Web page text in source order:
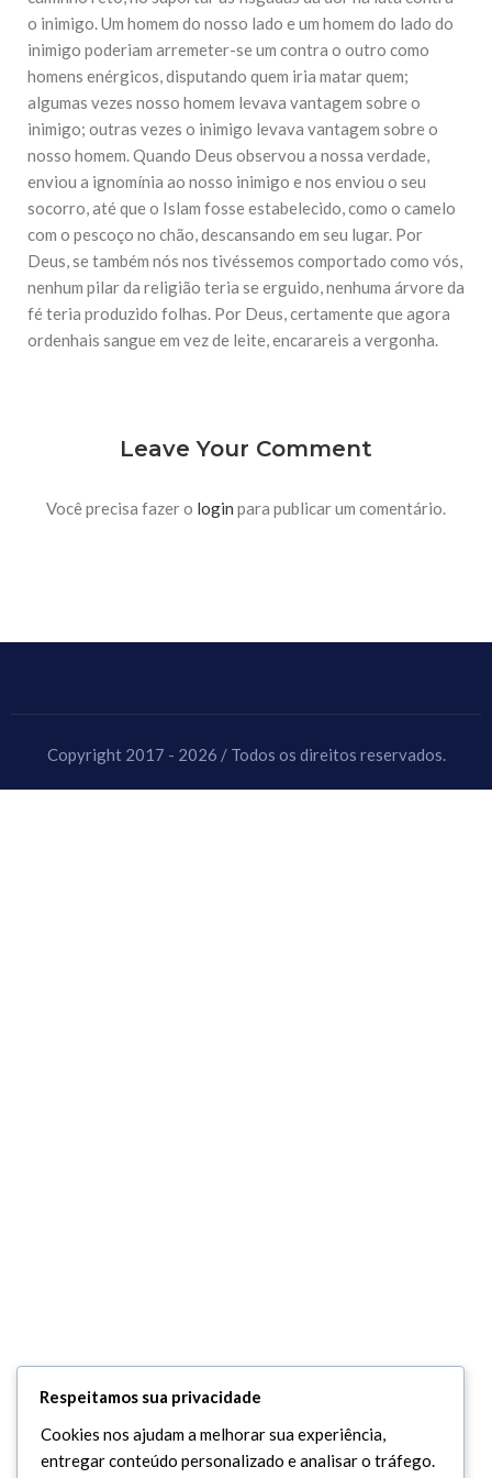
Falecimento do Imam Ali Ibn Al-Hussein
(A.S.)
Em nome de Deus, o Clemente, o Misericordioso! Diante da
muçulmanos, o Imam Ali Ibn Al-Hussein Ibn Ali Ibn Abi Táleb
(A.S.), conhecido por “Zein Al-Ábidin” (Formosura
NOTÍCIAS
Centro Islâmico no Brasil recebe o ex-
ministro das Relações Exteriores da
República Islâmica do Irã
Brasil recebeu em sua sede, em São Paulo, o ex-ministro das
Relações Exteriores da República Islâmica do Irã, Sr. Kamal
o inimigo. Um homem do nosso lado e um homem do lado do
inimigo poderiam arremeter-se um contra o outro como
homens enérgicos, disputando quem iria matar quem;
algumas vezes nosso homem levava vantagem sobre o
inimigo; outras vezes o inimigo levava vantagem sobre o
nosso homem. Quando Deus observou a nossa verdade,
enviou a ignomínia ao nosso inimigo e nos enviou o seu
socorro, até que o Islam fosse estabelecido, como o camelo
com o pescoço no chão, descansando em seu lugar. Por
Deus, se também nós nos tivéssemos comportado como vós,
nenhum pilar da religião teria se erguido, nenhuma árvore da
fé teria produzido folhas. Por Deus, certamente que agora
ordenhais sangue em vez de leite, encarareis a vergonha.
Leave Your Comment
Você precisa fazer o login para publicar um comentário.
Copyright 2017 - 2026 / Todos os direitos reservados.
Respeitamos sua privacidade
Cookies nos ajudam a melhorar sua experiência,
entregar conteúdo personalizado e analisar o tráfego.